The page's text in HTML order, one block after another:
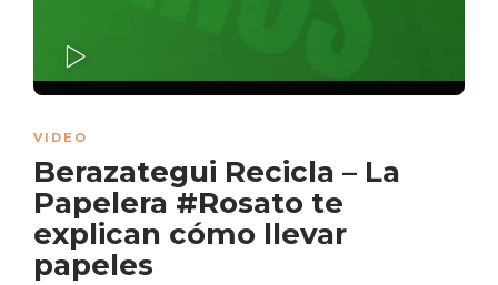
VIDEO
Berazategui Recicla – La
Papelera #Rosato te
explican cómo llevar
papeles